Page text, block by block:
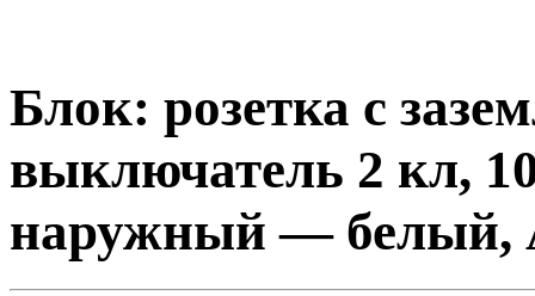
Блок: розетка с
выключатель 2 кл,
наружный — белый,